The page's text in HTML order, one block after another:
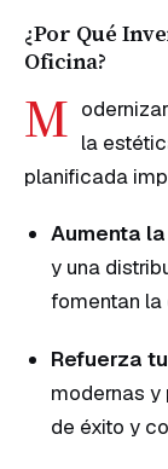
¿Por Qué
Oficina?
M la
planificada
Aumenta
y una
fomentan
Refuerza
modernas
de éxito y